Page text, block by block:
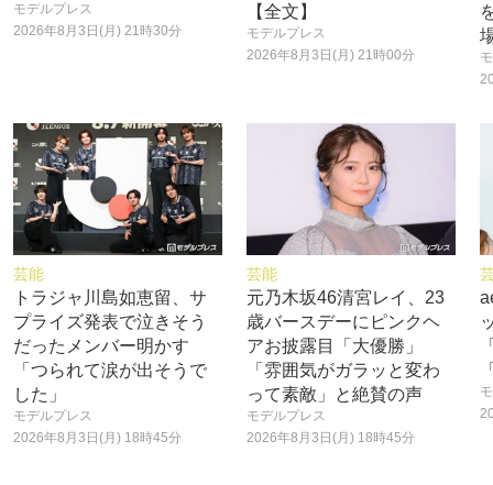
モデルプレス
2026年8月3日(月) 21時30分
【全文】
モデルプレス
2026年8月3日(月) 21時00分
芸能
トラジャ川島如恵留、サ
プライズ発表で泣きそう
だったメンバー明かす
「つられて涙が出そうで
した」
モデルプレス
2026年8月3日(月) 18時45分
芸能
元乃木坂46清宮レイ、23
歳バースデーにピンクヘ
アお披露目「大優勝」
「雰囲気がガラッと変わ
って素敵」と絶賛の声
モデルプレス
2026年8月3日(月) 18時45分